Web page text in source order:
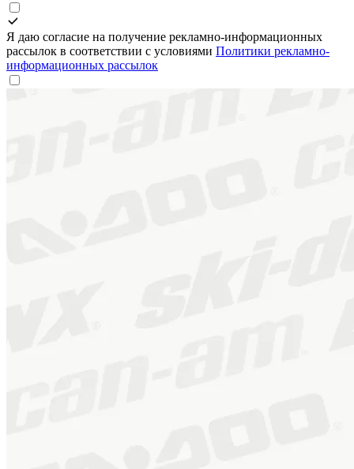
Я даю согласие на получение рекламно-информационных
рассылок в соответствии с условиями Политики рекламно-
информационных рассылок